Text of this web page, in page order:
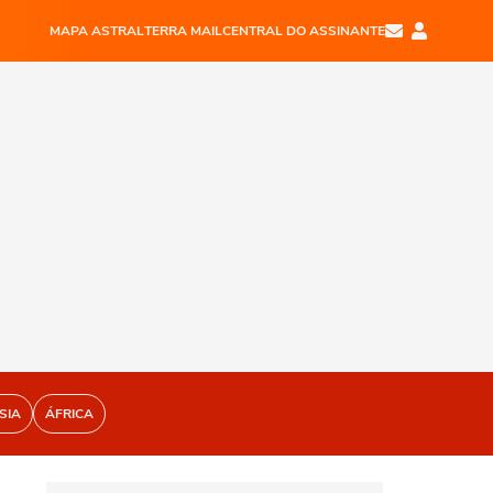
MAPA ASTRALTERRA MAILCENTRAL DO ASSINANTE
ÁFRICA